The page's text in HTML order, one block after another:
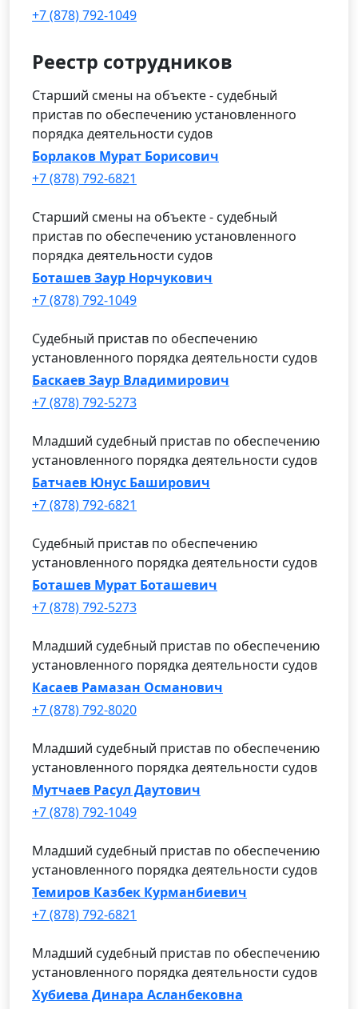
+7 (878) 792-1049
Реестр сотрудников
Старший смены на объекте - судебный
пристав по обеспечению установленного
порядка деятельности судов
Борлаков Мурат Борисович
+7 (878) 792-6821
Старший смены на объекте - судебный
пристав по обеспечению установленного
порядка деятельности судов
Боташев Заур Норчукович
+7 (878) 792-1049
Судебный пристав по обеспечению
установленного порядка деятельности судов
Баскаев Заур Владимирович
+7 (878) 792-5273
Младший судебный пристав по обеспечению
установленного порядка деятельности судов
Батчаев Юнус Баширович
+7 (878) 792-6821
Судебный пристав по обеспечению
установленного порядка деятельности судов
Боташев Мурат Боташевич
+7 (878) 792-5273
Младший судебный пристав по обеспечению
установленного порядка деятельности судов
Касаев Рамазан Османович
+7 (878) 792-8020
Младший судебный пристав по обеспечению
установленного порядка деятельности судов
Мутчаев Расул Даутович
+7 (878) 792-1049
Младший судебный пристав по обеспечению
установленного порядка деятельности судов
Темиров Казбек Курманбиевич
+7 (878) 792-6821
Младший судебный пристав по обеспечению
установленного порядка деятельности судов
Хубиева Динара Асланбековна